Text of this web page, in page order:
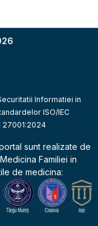
Informatiei in
ISO/IEC
27001:2024
sunt realizate de
Familiei in
de medicina: